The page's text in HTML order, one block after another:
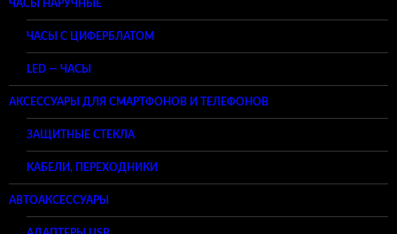
ЧАСЫ НАРУЧНЫЕ
ЧАСЫ С ЦИФЕРБЛАТОМ
LED — ЧАСЫ
АКСЕССУАРЫ ДЛЯ СМАРТФОНОВ И ТЕЛЕФОНОВ
ЗАЩИТНЫЕ СТЕКЛА
КАБЕЛИ, ПЕРЕХОДНИКИ
АВТОАКСЕССУАРЫ